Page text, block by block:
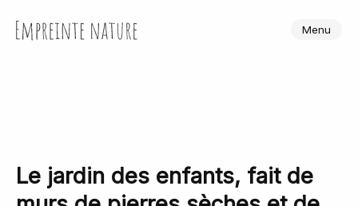
Empreinte Nature Menu
Le jardin des enfants, fait de